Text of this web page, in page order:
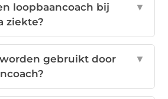
loopbaancoach bij
ziekte?
▼
gebruikt door
▼